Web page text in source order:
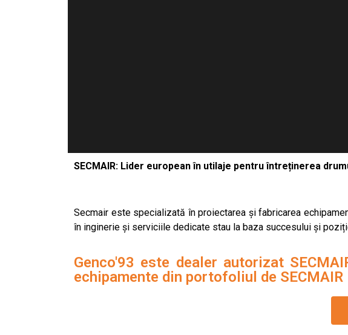
SECMAIR: Lider european în utilaje pentru întreținerea
Secmair este specializată în proiectarea și fabricarea
în inginerie și serviciile dedicate stau la baza succesului și
Genco'93 este dealer autorizat
echipamente din portofoliul de SECMAIR